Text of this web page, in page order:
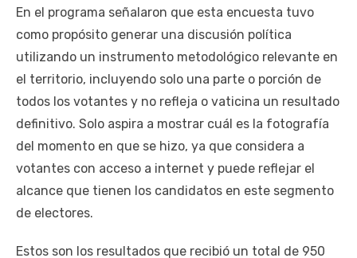
En el programa señalaron que esta encuesta tuvo
como propósito generar una discusión política
utilizando un instrumento metodológico relevante en
el territorio, incluyendo solo una parte o porción de
todos los votantes y no refleja o vaticina un resultado
definitivo. Solo aspira a mostrar cuál es la fotografía
del momento en que se hizo, ya que considera a
votantes con acceso a internet y puede reflejar el
alcance que tienen los candidatos en este segmento
de electores.
Estos son los resultados que recibió un total de 950